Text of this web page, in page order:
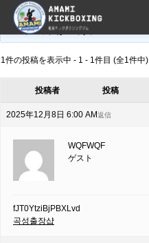
フロントページ › フォーラム
このトピックは空です。
1件の投稿を表示中 - 1 - 1件目 (全1件中)
投稿者 投稿
2025年12月8日 6:00 AM返信
WQFWQF
ゲスト
fJT0YtziBjPBXLvd
곡성출장샵